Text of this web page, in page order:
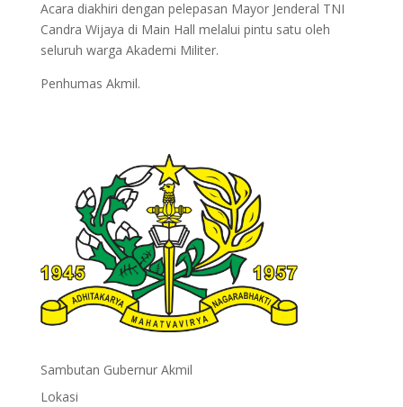
Acara diakhiri dengan pelepasan Mayor Jenderal TNI
Candra Wijaya di Main Hall melalui pintu satu oleh
seluruh warga Akademi Militer.
Penhumas Akmil.
Sambutan Gubernur Akmil
Lokasi